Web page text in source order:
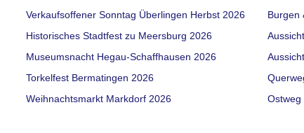
Verkaufsoffener Sonntag Überlingen Herbst 2026
Historisches Stadtfest zu Meersburg 2026
Museumsnacht Hegau-Schaffhausen 2026
Torkelfest Bermatingen 2026
Weihnachtsmarkt Markdorf 2026
Burgen
Ostweg